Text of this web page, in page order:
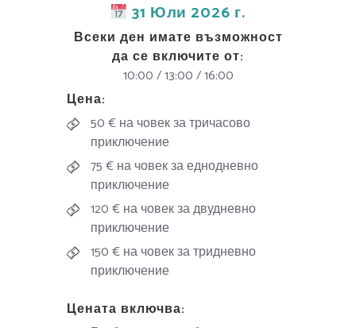
31 Юли 2026 г.
Всеки ден имате възможност
да се включите от:
10:00 / 13:00 / 16:00
Цена:
50 € на човек за тричасово
приключение
75 € на човек за еднодневно
приключение
120 € на човек за двудневно
приключение
150 € на човек за тридневно
приключение
Цената включва: